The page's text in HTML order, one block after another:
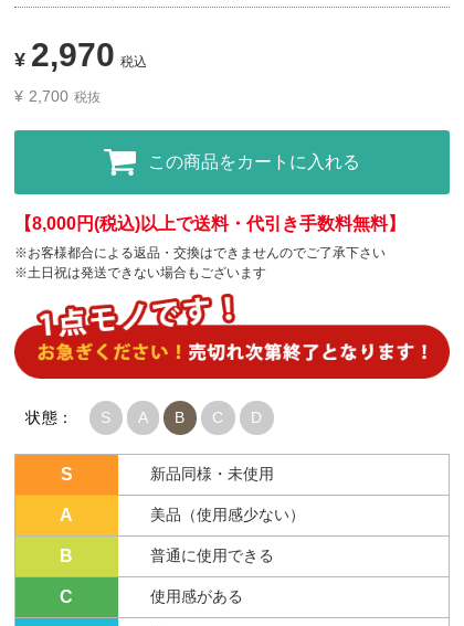
¥ 2,970 税込
¥ 2,700 税抜
この商品をカートに入れる
【8,000円(税込)以上で送料・代引き手数料無料】
※お客様都合による返品・交換はできませんのでご了承下さい
※土日祝は発送できない場合もございます
状態： S A B C D
S 新品同様・未使用
A 美品（使用感少ない）
B 普通に使用できる
C 使用感がある